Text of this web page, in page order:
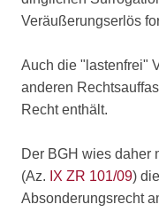
Veräußerungserlös
Auch die "lastenfrei"
anderen
Recht enthält.
Der BGH wies daher
(Az. IX ZR 101/09)
Absonderungsrecht